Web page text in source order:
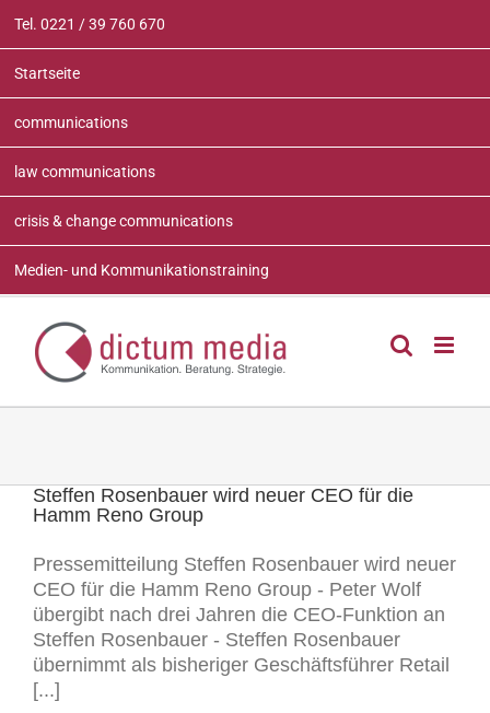
Inhalt
springen
Tel. 0221 / 39 760 670
Startseite
communications
law communications
crisis & change communications
Medien- und Kommunikationstraining
Steffen Rosenbauer wird neuer CEO für die
Hamm Reno Group
Pressemitteilung Steffen Rosenbauer wird neuer
CEO für die Hamm Reno Group - Peter Wolf
übergibt nach drei Jahren die CEO-Funktion an
Steffen Rosenbauer - Steffen Rosenbauer
übernimmt als bisheriger Geschäftsführer Retail
[...]